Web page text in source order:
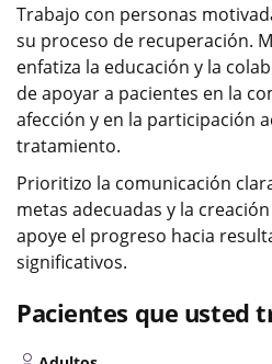
Trabajo con personas
su proceso de recuperación.
enfatiza la educación y la
de apoyar a pacientes en la
afección y en la participación
tratamiento.
Prioritizo la comunicación
metas adecuadas y la
apoye el progreso hacia
significativos.
Pacientes que usted